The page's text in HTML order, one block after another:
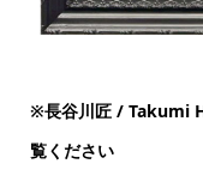
※長谷川匠 / Takumi
覧ください